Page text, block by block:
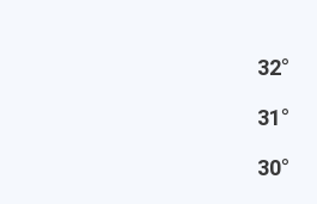
32°
31°
30°